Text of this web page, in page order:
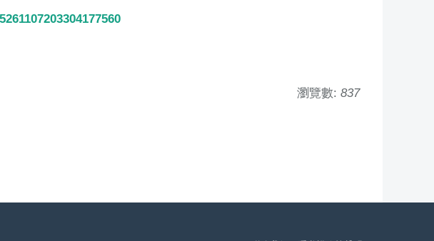
瀏覽數: 837